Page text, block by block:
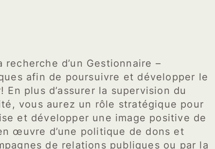
d’un Gestionnaire –
afin de poursuivre et développer le
plus d’assurer la supervision du
vous aurez un rôle stratégique pour
et développer une image positive de
œuvre d’une politique de dons et
de relations publiques ou par la